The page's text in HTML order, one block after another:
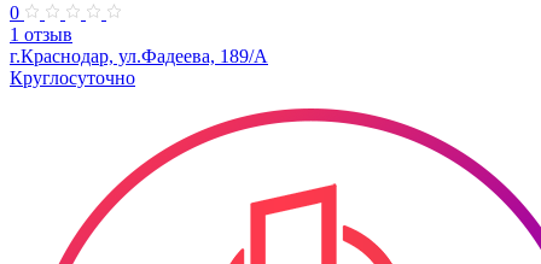
0
1 отзыв
г.Краснодар, ул.Фадеева, 189/А
Круглосуточно